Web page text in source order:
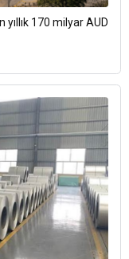
yıllık 170 milyar AUD